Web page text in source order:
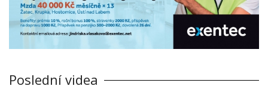
Poslední videa